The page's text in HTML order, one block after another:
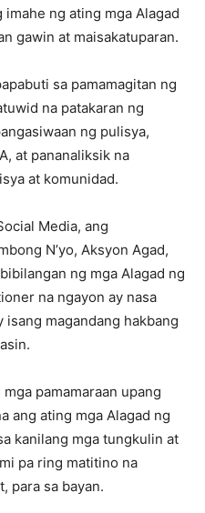
imahe ng ating mga Alagad
gawin at maisakatuparan.
sa pamamagitan ng
na patakaran ng
ng pulisya,
at pananaliksik na
at komunidad.
Media, ang
N’yo, Aksyon Agad,
ng mga Alagad ng
na ngayon ay nasa
magandang hakbang
pamamaraan upang
ang ating mga Alagad ng
kanilang mga tungkulin at
pa ring matitino na
para sa bayan.